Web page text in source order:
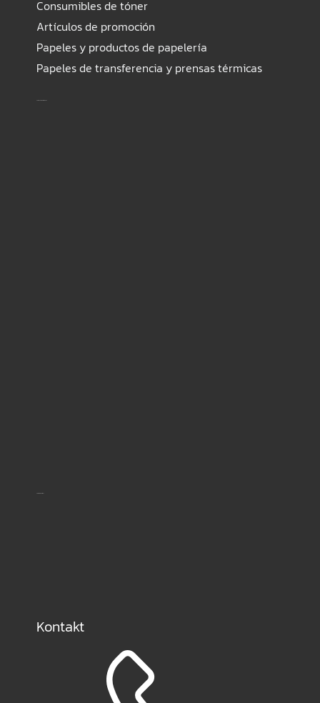
Consumibles de tóner
Artículos de promoción
Papeles y productos de papelería
Papeles de transferencia y prensas térmicas
Kontakt